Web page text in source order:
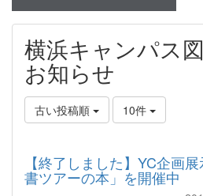
横浜キャンパス
お知らせ
古い投稿順 10件
【終了しました】YC企画
書ツアーの本」を開催中